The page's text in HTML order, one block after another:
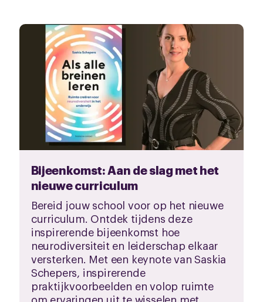
Bijeenkomst: Aan de slag met het
nieuwe curriculum
Bereid jouw school voor op het nieuwe
curriculum. Ontdek tijdens deze
inspirerende bijeenkomst hoe
neurodiversiteit en leiderschap elkaar
versterken. Met een keynote van Saskia
Schepers, inspirerende
praktijkvoorbeelden en volop ruimte
om ervaringen uit te wisselen met